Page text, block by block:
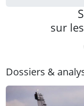
sur
Dossiers &